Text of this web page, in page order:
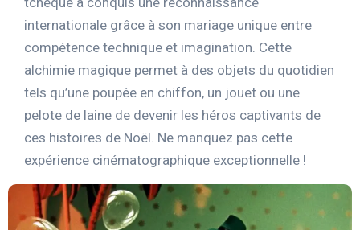
internationale grâce à son mariage unique entre
compétence technique et imagination. Cette
alchimie magique permet à des objets du quotidien
tels qu’une poupée en chiffon, un jouet ou une
pelote de laine de devenir les héros captivants de
ces histoires de Noël. Ne manquez pas cette
expérience cinématographique exceptionnelle !